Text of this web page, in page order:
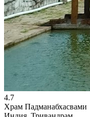
4.7
Храм Падманабхасвами